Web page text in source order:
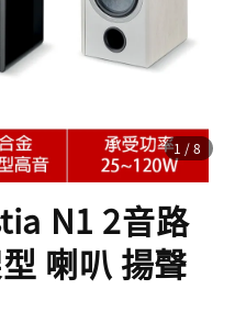
1 /8
N1 2音路
喇叭 揚聲